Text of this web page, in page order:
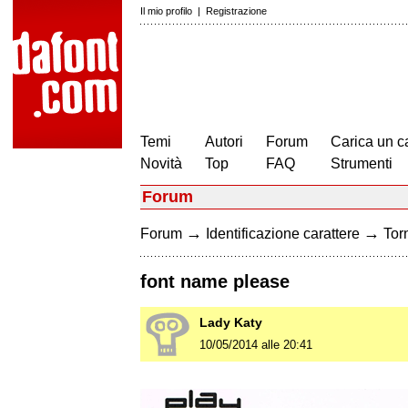
Il mio profilo | Registrazione
Temi
Novità
Autori
Top
Forum
FAQ
Carica un
Strumenti
Forum
Forum → Identificazione carattere →
font name please
Lady Katy
10/05/2014 alle 20:41